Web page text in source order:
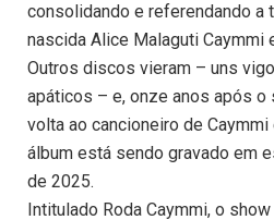
consolidando e referendando a
nascida Alice Malaguti Caymmi
Outros discos vieram – uns
apáticos – e, onze anos após o
volta ao cancioneiro de
álbum está sendo gravado em
de 2025.
Intitulado Roda Caymmi, o